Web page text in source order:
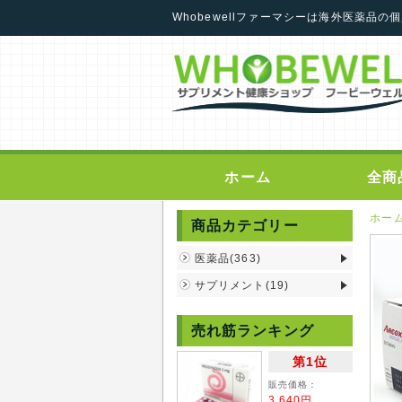
Whobewellファーマシーは海外医薬品の
ホーム 全商
ホー
商品カテゴリー
医薬品(363)
サプリメント(19)
売れ筋ランキング
第1位
販売価格：